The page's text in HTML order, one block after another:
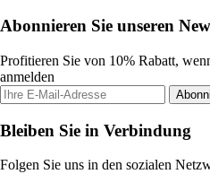
Abonnieren Sie unseren
Profitieren Sie von 10% Rabatt,
anmelden
Bleiben Sie in Verbindung
Folgen Sie uns in den sozialen